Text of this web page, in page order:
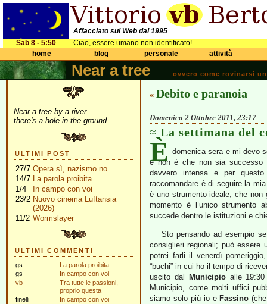
Affacciato sul Web dal 1995
Sab 8 - 5:50
Ciao, essere umano non identificato!
home
blog personale attività
Near a tree ovvero come rovinarsi
Near a tree by a river
there's a hole in the ground
ULTIMI POST
27/7 Opera sì, nazismo no
14/7 La parola proibita
1/4
In campo con voi
23/2 Nuovo cinema Luftansia
(2026)
11/2 Wormslayer
ULTIMI COMMENTI
gs
La parola proibita
gs
In campo con voi
vb
Tra tutte le passioni,
proprio questa
finelli
In campo con voi
« Debito e paranoia
Domenica 2 Ottobre 2011, 23:17
La settimana del
È domenica sera e mi devo
e non è che non sia successo
davvero intensa e per
raccomandare è di seguire la
è uno strumento ideale, che
momento è l’unico strumento
succede dentro le istituzioni e
Sto pensando ad esempio
consiglieri regionali; può
potrei farli il venerdì
“buchi” in cui ho il tempo di
uscito dal
Municipioalle 19:30
Municipio, come molti uffici
siamo solo più io e Fassino